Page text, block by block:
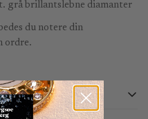
grå brillantslebne diamanter
du notere din
ordre.